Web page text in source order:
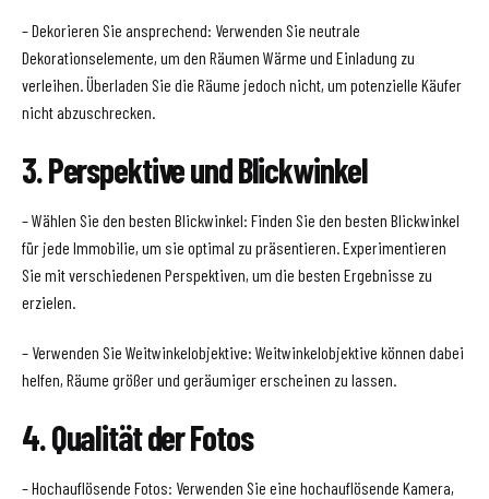
– Dekorieren Sie ansprechend: Verwenden Sie neutrale
Dekorationselemente, um den Räumen Wärme und Einladung zu
verleihen. Überladen Sie die Räume jedoch nicht, um potenzielle Käufer
nicht abzuschrecken.
3. Perspektive und Blickwinkel
– Wählen Sie den besten Blickwinkel: Finden Sie den besten Blickwinkel
für jede Immobilie, um sie optimal zu präsentieren. Experimentieren
Sie mit verschiedenen Perspektiven, um die besten Ergebnisse zu
erzielen.
– Verwenden Sie Weitwinkelobjektive: Weitwinkelobjektive können dabei
helfen, Räume größer und geräumiger erscheinen zu lassen.
4. Qualität der Fotos
– Hochauflösende Fotos: Verwenden Sie eine hochauflösende Kamera,